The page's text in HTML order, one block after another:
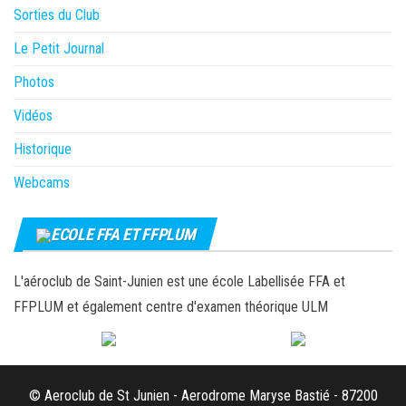
Sorties du Club
Le Petit Journal
Photos
Vidéos
Historique
Webcams
ECOLE FFA ET FFPLUM
L'aéroclub de Saint-Junien est une école Labellisée FFA et
FFPLUM et également centre d'examen théorique ULM
© Aeroclub de St Junien - Aerodrome Maryse Bastié - 87200